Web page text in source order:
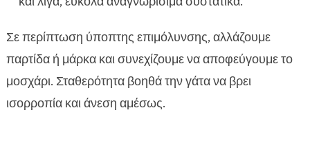
Σε περίπτωση ύποπτης επιμόλυνσης, αλλάζουμε
παρτίδα ή μάρκα και συνεχίζουμε να αποφεύγουμε το
μοσχάρι. Σταθερότητα βοηθά την γάτα να βρει
ισορροπία και άνεση αμέσως.